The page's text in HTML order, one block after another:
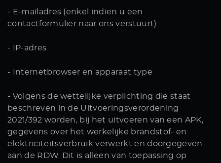
- E-mailadres (enkel indien u een
contactformulier naar ons verstuurt)
- IP-adres
- Internetbrowser en apparaat type
- Volgens de wettelijke verplichting die staat
beschreven in de Uitvoeringsverordening
2021/392 worden, bij het uitvoeren van een APK,
gegevens over het werkelijke brandstof- en
elektriciteitsverbruik verwerkt en doorgegeven
aan de RDW. Dit is alleen van toepassing op